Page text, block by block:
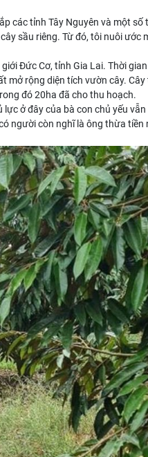
các tỉnh Tây Nguyên và một
sầu riêng. Từ đó, tôi nuôi ước
Đức Cơ, tỉnh Gia Lai. Thời
mở rộng diện tích vườn cây.
đó 20ha đã cho thu hoạch.
ở đây của bà con chủ yếu
người còn nghĩ là ông thừa tiền